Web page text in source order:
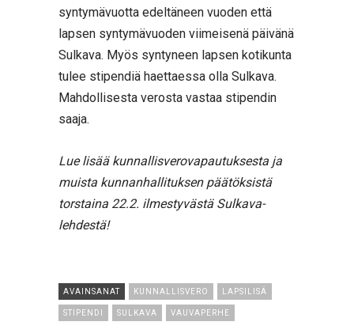
syntymävuotta edeltäneen vuoden että
lapsen syntymävuoden viimeisenä päivänä
Sulkava. Myös syntyneen lapsen kotikunta
tulee stipendiä haettaessa olla Sulkava.
Mahdollisesta verosta vastaa stipendin
saaja.
Lue lisää kunnallisverovapautuksesta ja
muista kunnanhallituksen päätöksistä
torstaina 22.2. ilmestyvästä Sulkava-
lehdestä!
AVAINSANAT KUNNALLISVERO LAPSILISÄ
STIPENDI SULKAVA VAUVAPERHE